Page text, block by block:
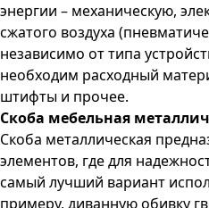
энергии – механическую,
сжатого воздуха
независимо от типа
необходим расходный
штифты и прочее.
Скоба мебельная
Скоба металлическая
элементов, где для
самый лучший вариант
примеру, диванную обивку